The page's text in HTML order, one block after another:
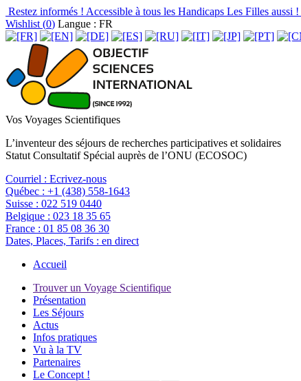
Restez informés ! Accessible à tous les Handicaps Les Filles aussi !
Wishlist (0) Langue : FR
Vos Voyages Scientifiques
L’inventeur des séjours de recherches participatives et solidaires
Statut Consultatif Spécial auprès de l’ONU (ECOSOC)
Courriel : Ecrivez-nous
Québec : +1 (438) 558-1643
Suisse : 022 519 0440
Belgique : 023 18 35 65
France : 01 85 08 36 30
Dates, Places, Tarifs : en direct
Accueil
Trouver un Voyage Scientifique
Présentation
Les Séjours
Actus
Infos pratiques
Vu à la TV
Partenaires
Le Concept !